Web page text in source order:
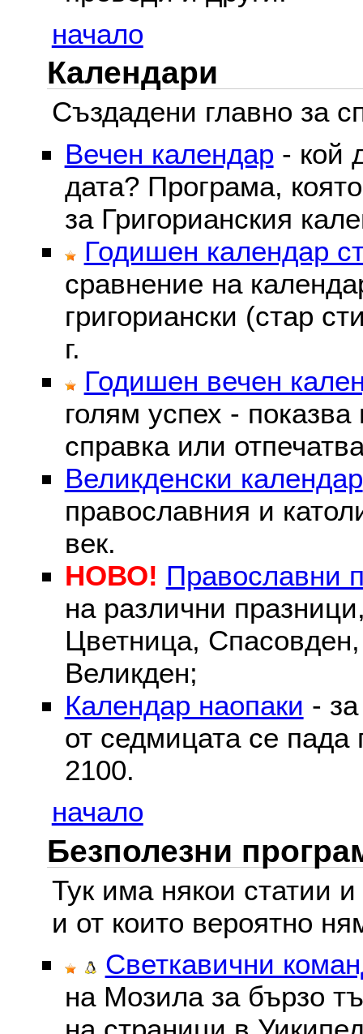
начало
Календари
Създадени главно за
Вечен календар - кой
дата? Програма,
за Григорианския
Годишен календар
сравнение на
григориански (стар
г.
Годишен вечен
голям успех -
справка или
Великденски календар
православния и
век.
НОВО! Православни
на различни
Цветница, Спасовден,
Великден;
Календар наопаки -
от седмицата се пада
2100.
начало
Безполезни
Тук има някои статии
и от които вероятно
Светкавични
на Мозила за бързо